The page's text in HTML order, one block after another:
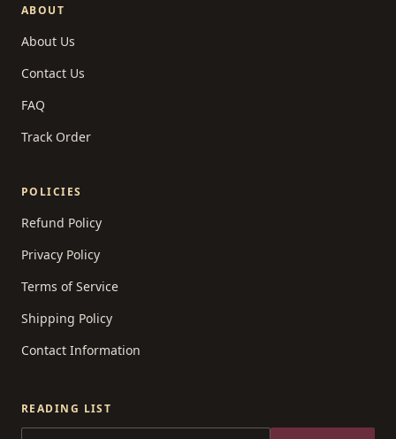
ABOUT
About Us
Contact Us
FAQ
Track Order
POLICIES
Refund Policy
Privacy Policy
Terms of Service
Shipping Policy
Contact Information
READING LIST